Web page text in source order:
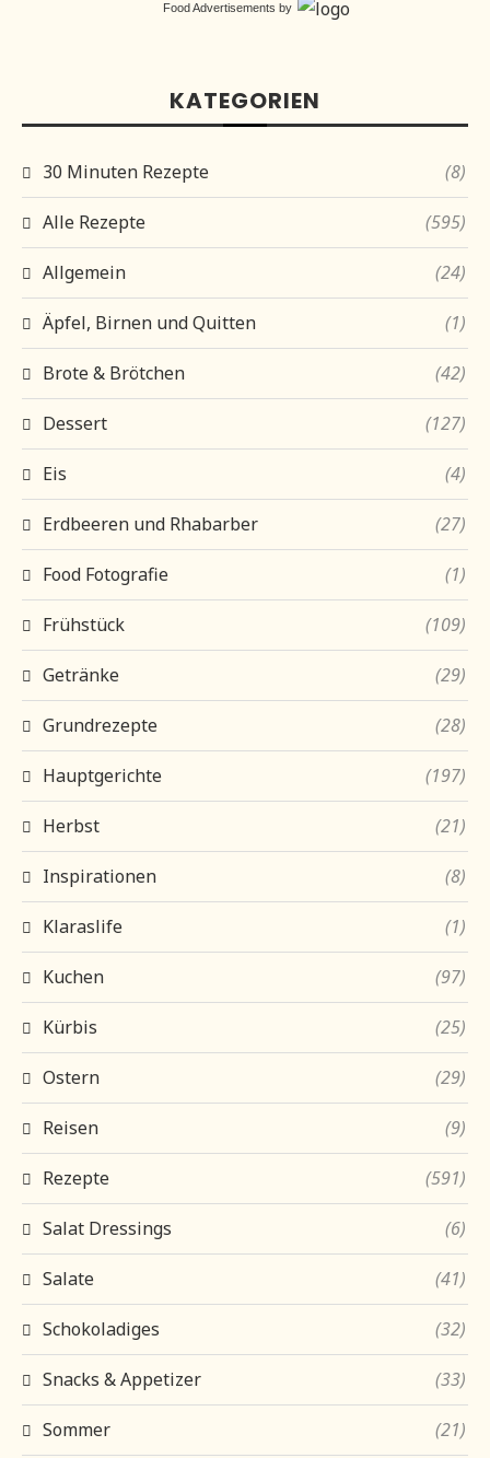
Food Advertisements by
KATEGORIEN
30 Minuten Rezepte (8)
Alle Rezepte (595)
Allgemein (24)
Äpfel, Birnen und Quitten (1)
Brote & Brötchen (42)
Dessert (127)
Eis (4)
Erdbeeren und Rhabarber (27)
Food Fotografie (1)
Frühstück (109)
Getränke (29)
Grundrezepte (28)
Hauptgerichte (197)
Herbst (21)
Inspirationen (8)
Klaraslife (1)
Kuchen (97)
Kürbis (25)
Ostern (29)
Reisen (9)
Rezepte (591)
Salat Dressings (6)
Salate (41)
Schokoladiges (32)
Snacks & Appetizer (33)
Sommer (21)